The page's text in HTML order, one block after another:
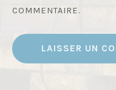
COMMENTAIRE.